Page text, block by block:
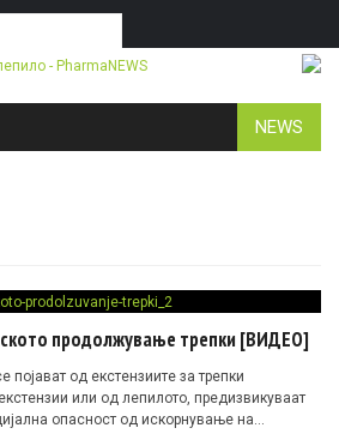
NEWS
продолжување трепки [ВИДЕО]
од екстензиите за трепки
или од лепилото, предизвикуваат
опасност од искорнување на